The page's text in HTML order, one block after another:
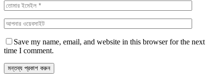
Save my name, email, and website in this browser for the next
time I comment.